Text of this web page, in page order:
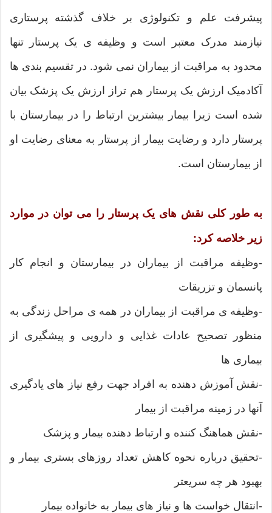
پیشرفت علم و تکنولوژی بر خلاف گذشته پرستاری
نیازمند مدرک معتبر است و وظیفه ی یک پرستار تنها
محدود به مراقبت از بیماران نمی شود. در تقسیم بندی ها
آکادمیک ارزش یک پرستار هم تراز ارزش یک پزشک بیان
شده است زیرا بیمار بیشترین ارتباط را در بیمارستان با
پرستار دارد و رضایت بیمار از پرستار به معنای رضایت او
از بیمارستان است.
به طور کلی نقش های یک پرستار را می توان در موارد
زیر خلاصه کرد:
-وظیفه مراقبت از بیماران در بیمارستان و انجام کار
پانسمان و تزریقات
-وظیفه ی مراقبت از بیماران در همه ی مراحل زندگی به
منظور تصحیح عادات غذایی و دارویی و پیشگیری از
بیماری ها
-نقش آموزش دهنده به افراد جهت رفع نیاز های یادگیری
آنها در زمینه مراقبت از بیمار
-نقش هماهنگ کننده و ارتباط دهنده بیمار و پزشک
-تحقیق درباره نحوه کاهش تعداد روزهای بستری بیمار و
بهبود هر چه سریعتر
-انتقال خواست ها و نیاز های بیمار به خانواده بیمار